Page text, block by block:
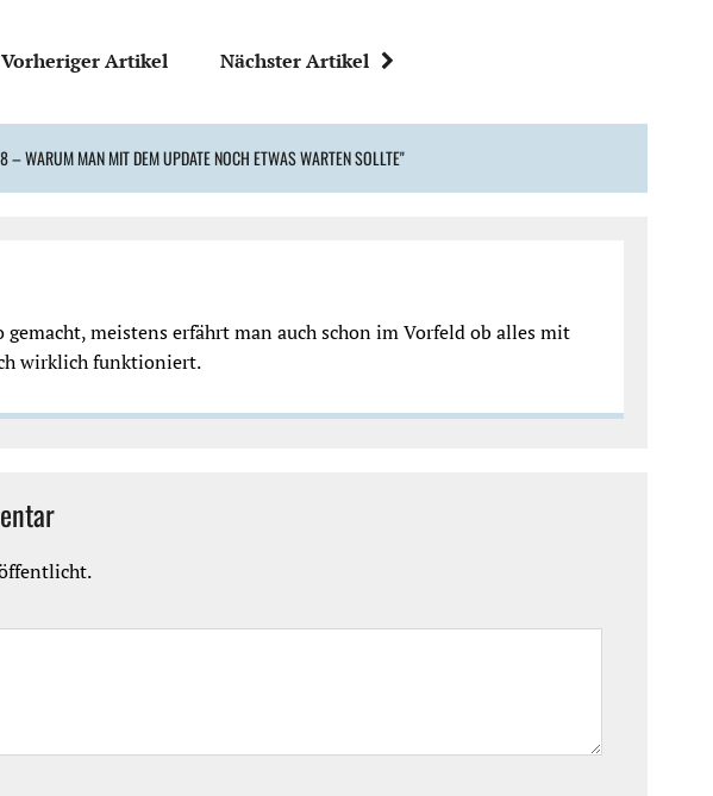
Vorheriger Artikel Nächster Artikel
– WARUM MAN MIT DEM UPDATE NOCH ETWAS WARTEN SOLLTE"
gemacht, meistens erfährt man auch schon im Vorfeld ob alles mit
wirklich funktioniert.